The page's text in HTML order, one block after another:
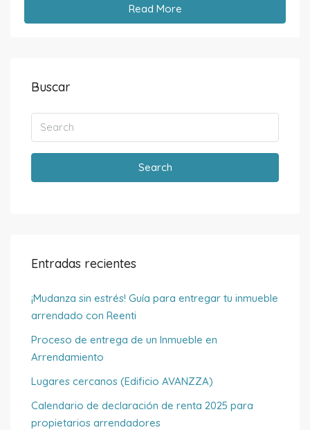
Read More
Buscar
Search
Entradas recientes
¡Mudanza sin estrés! Guía para entregar tu inmueble
arrendado con Reenti
Proceso de entrega de un Inmueble en
Arrendamiento
Lugares cercanos (Edificio AVANZZA)
Calendario de declaración de renta 2025 para
propietarios arrendadores